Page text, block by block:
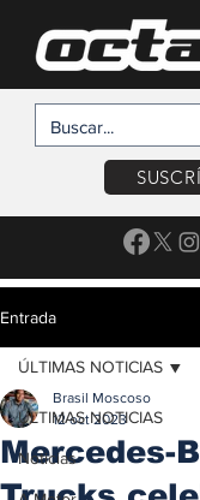
Entrada
ÚLTIMAS NOTICIAS
Noticias
ÚLTIMAS NOTICIAS
Mercedes-
Brasil Moscoso
12 oct 2023